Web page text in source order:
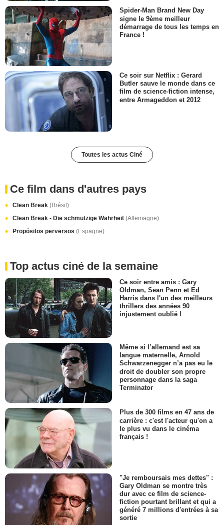
Spider-Man Brand New Day
signe le 9ème meilleur
démarrage de tous les temps en
France !
Ce soir sur Netflix : Gerard
Butler sauve le monde dans ce
film de science-fiction intense,
entre Armageddon et 2012
Toutes les actus Ciné
Ce film dans d'autres pays
Clean Break (Brésil)
Clean Break - Die schmutzige Wahrheit (Allemagne)
Propósitos perversos (Espagne)
Top actus ciné de la semaine
Ce soir entre amis : Gary
Oldman, Sean Penn et Ed
Harris dans l'un des meilleurs
thrillers des années 90
injustement oublié !
Même si l’allemand est sa
langue maternelle, Arnold
Schwarzenegger n’a pas eu le
droit de doubler son propre
personnage dans la saga
Terminator
Plus de 300 films en 47 ans de
carrière : c'est l'acteur qu'on a
le plus vu dans le cinéma
français !
"Je remboursais mes dettes" :
Gary Oldman se montre très
dur avec ce film de science-
fiction pourtant brillant et qui a
généré 7 millions d'entrées à sa
sortie